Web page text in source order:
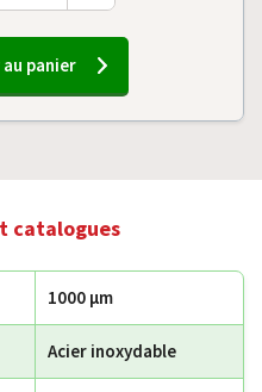
panier
catalogues
1000 µm
Acier inoxydable